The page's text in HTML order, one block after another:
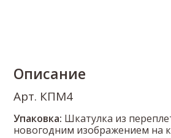
Описание
Арт. КПМ4
Упаковка: Шкатулка из
новогодним изображением на